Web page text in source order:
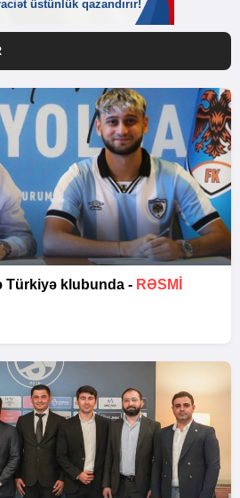
Türkiyə klubunda - RƏSMİ